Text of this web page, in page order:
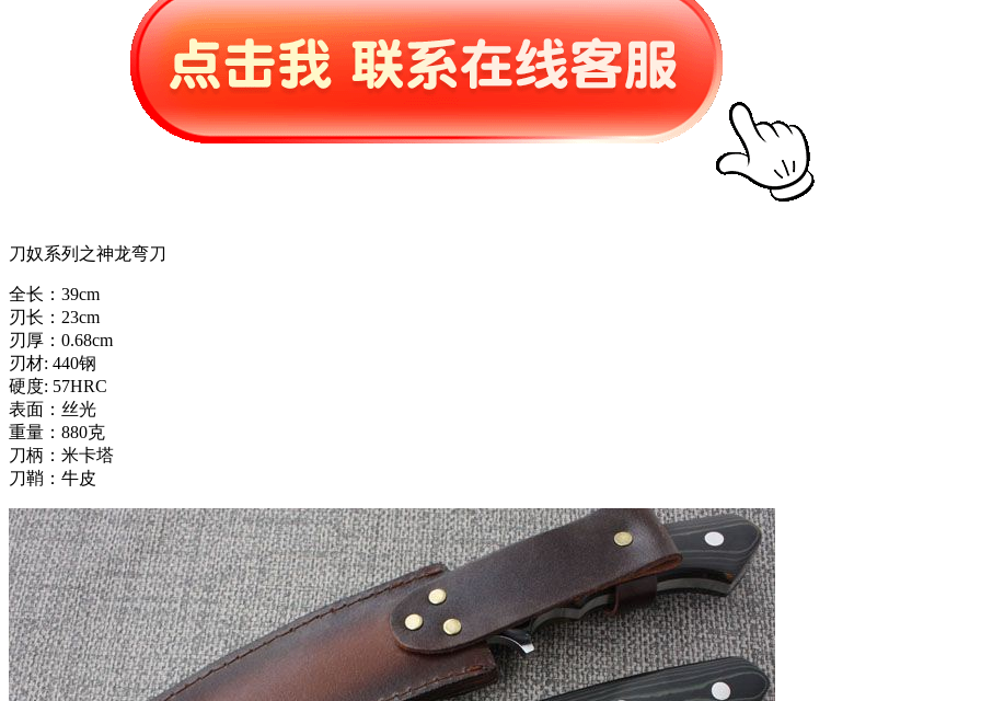
刀奴系列之神龙弯刀
全长：39cm
刃长：23cm
刃厚：0.68cm
刃材: 440钢
硬度: 57HRC
表面：丝光
重量：880克
刀柄：米卡塔
刀鞘：牛皮